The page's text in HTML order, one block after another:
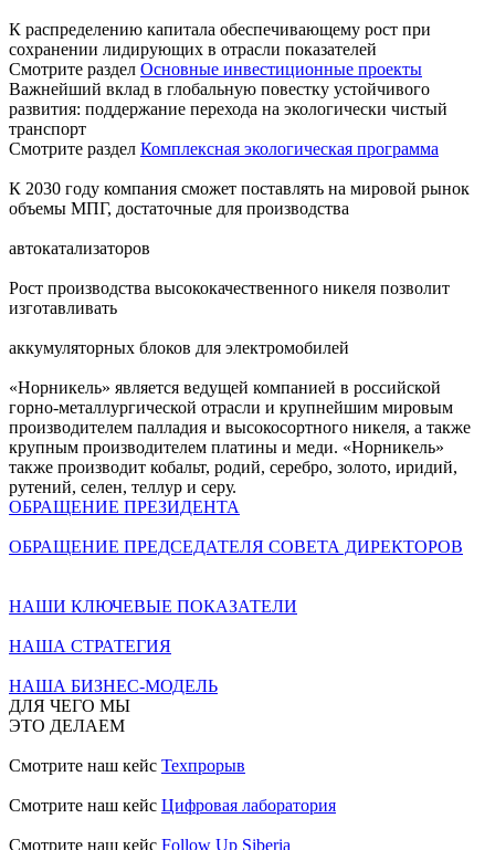
К распределению капитала обеспечивающему рост при
сохранении лидирующих в отрасли показателей
Смотрите раздел Основные инвестиционные проекты
Важнейший вклад в глобальную повестку устойчивого
развития: поддержание перехода на экологически чистый
транспорт
Смотрите раздел Комплексная экологическая программа
К 2030 году компания сможет поставлять на мировой рынок
объемы МПГ, достаточные для производства
автокатализаторов
Рост производства высококачественного никеля позволит
изготавливать
аккумуляторных блоков для электромобилей
«Норникель» является ведущей компанией в российской
горно-металлургической отрасли и крупнейшим мировым
производителем палладия и высокосортного никеля, а также
крупным производителем платины и меди. «Норникель»
также производит кобальт, родий, серебро, золото, иридий,
рутений, селен, теллур и серу.
ОБРАЩЕНИЕ ПРЕЗИДЕНТА
ОБРАЩЕНИЕ ПРЕДСЕДАТЕЛЯ СОВЕТА ДИРЕКТОРОВ
НАШИ КЛЮЧЕВЫЕ ПОКАЗАТЕЛИ
НАША СТРАТЕГИЯ
НАША БИЗНЕС-МОДЕЛЬ
ДЛЯ ЧЕГО МЫ
ЭТО ДЕЛАЕМ
Смотрите наш кейс Техпрорыв
Смотрите наш кейс Цифровая лаборатория
Смотрите наш кейс Follow Up Siberia